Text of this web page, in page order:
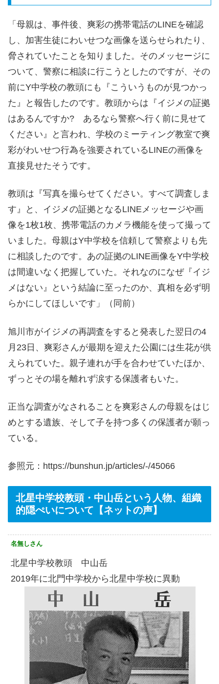
「母親は、事件後、爽彩の携帯電話のLINEを確認
し、加害生徒にわいせつな画像を送らせられたり、
脅されていたことを知りました。そのメッセージに
ついて、警察に相談に行こうとしたのですが、その
前にY中学校の教頭にも『こういうものが見つかっ
た』と報告したのです。教頭からは『イジメの証拠
はあるんですか? あるなら警察へ行く前に見せて
ください』と言われ、学校のミーティング教室で爽
彩がわいせつ行為を強要されているLINEの画像を
直接見せたそうです。
教頭は『写真を撮らせてください。すべて調査しま
す』と、イジメの証拠となるLINEメッセージや画
像を1枚1枚、携帯電話のカメラ機能を使って撮って
いました。母親はY中学校を信頼して警察よりも先
に相談したのです。あの証拠のLINE画像をY中学校
は間違いなく把握していた。それなのになぜ『イジ
メはない』という結論に至ったのか、真相を必ず明
らかにしてほしいです」（同前）
旭川市がイジメの再調査をすると発表した翌日の4
月23日、爽彩さんが最期を迎えた公園には生花が供
えられていた。親子連れが手を合わせていたほか、
ずっとその場を離れず涙する保護者もいた。
正当な調査がなされることを爽彩さんの母親をはじ
めとする遺族、そして子を持つ多くの保護者が願っ
ている。
参照元：https://bunshun.jp/articles/-/45066
北星中学校教頭・中山岳という人物、組織
的隠ぺいについて【ネットの声】
名無しさん
北星中学校教頭 中山岳
2019年に北門中学校から北星中学校に異動